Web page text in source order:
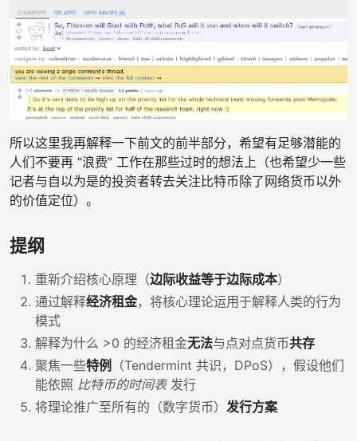
所以这里我再解释一下前文的前半部分，希望有足够潜能的
人们不要再 “浪费” 工作在那些过时的想法上（也希望少一些
记者与自以为是的投资者转去关注比特币除了网络货币以外
的价值定位）。
提纲
重新介绍核心原理（边际收益等于边际成本）
通过解释经济租金，将核心理论运用于解释人类的行为
模式
解释为什么 >0 的经济租金无法与点对点货币共存
聚焦一些特例
（Tendermint 共识，DPoS），假设他们
能依照 比特币的时间表发行
将理论推广至所有的（数字货币） 发行方案